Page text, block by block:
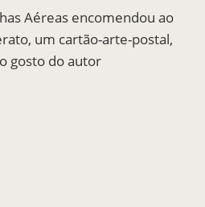
Aéreas encomendou ao
um cartão-arte-postal,
gosto do autor